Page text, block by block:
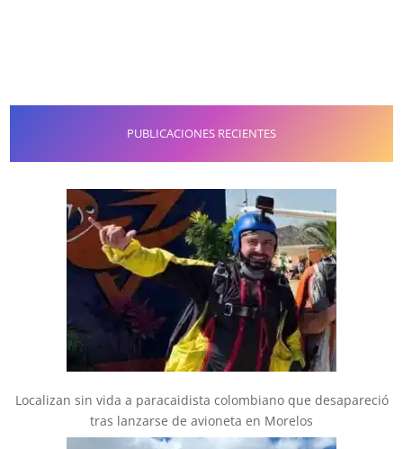
PUBLICACIONES RECIENTES
Localizan sin vida a paracaidista colombiano que desapareció
tras lanzarse de avioneta en Morelos